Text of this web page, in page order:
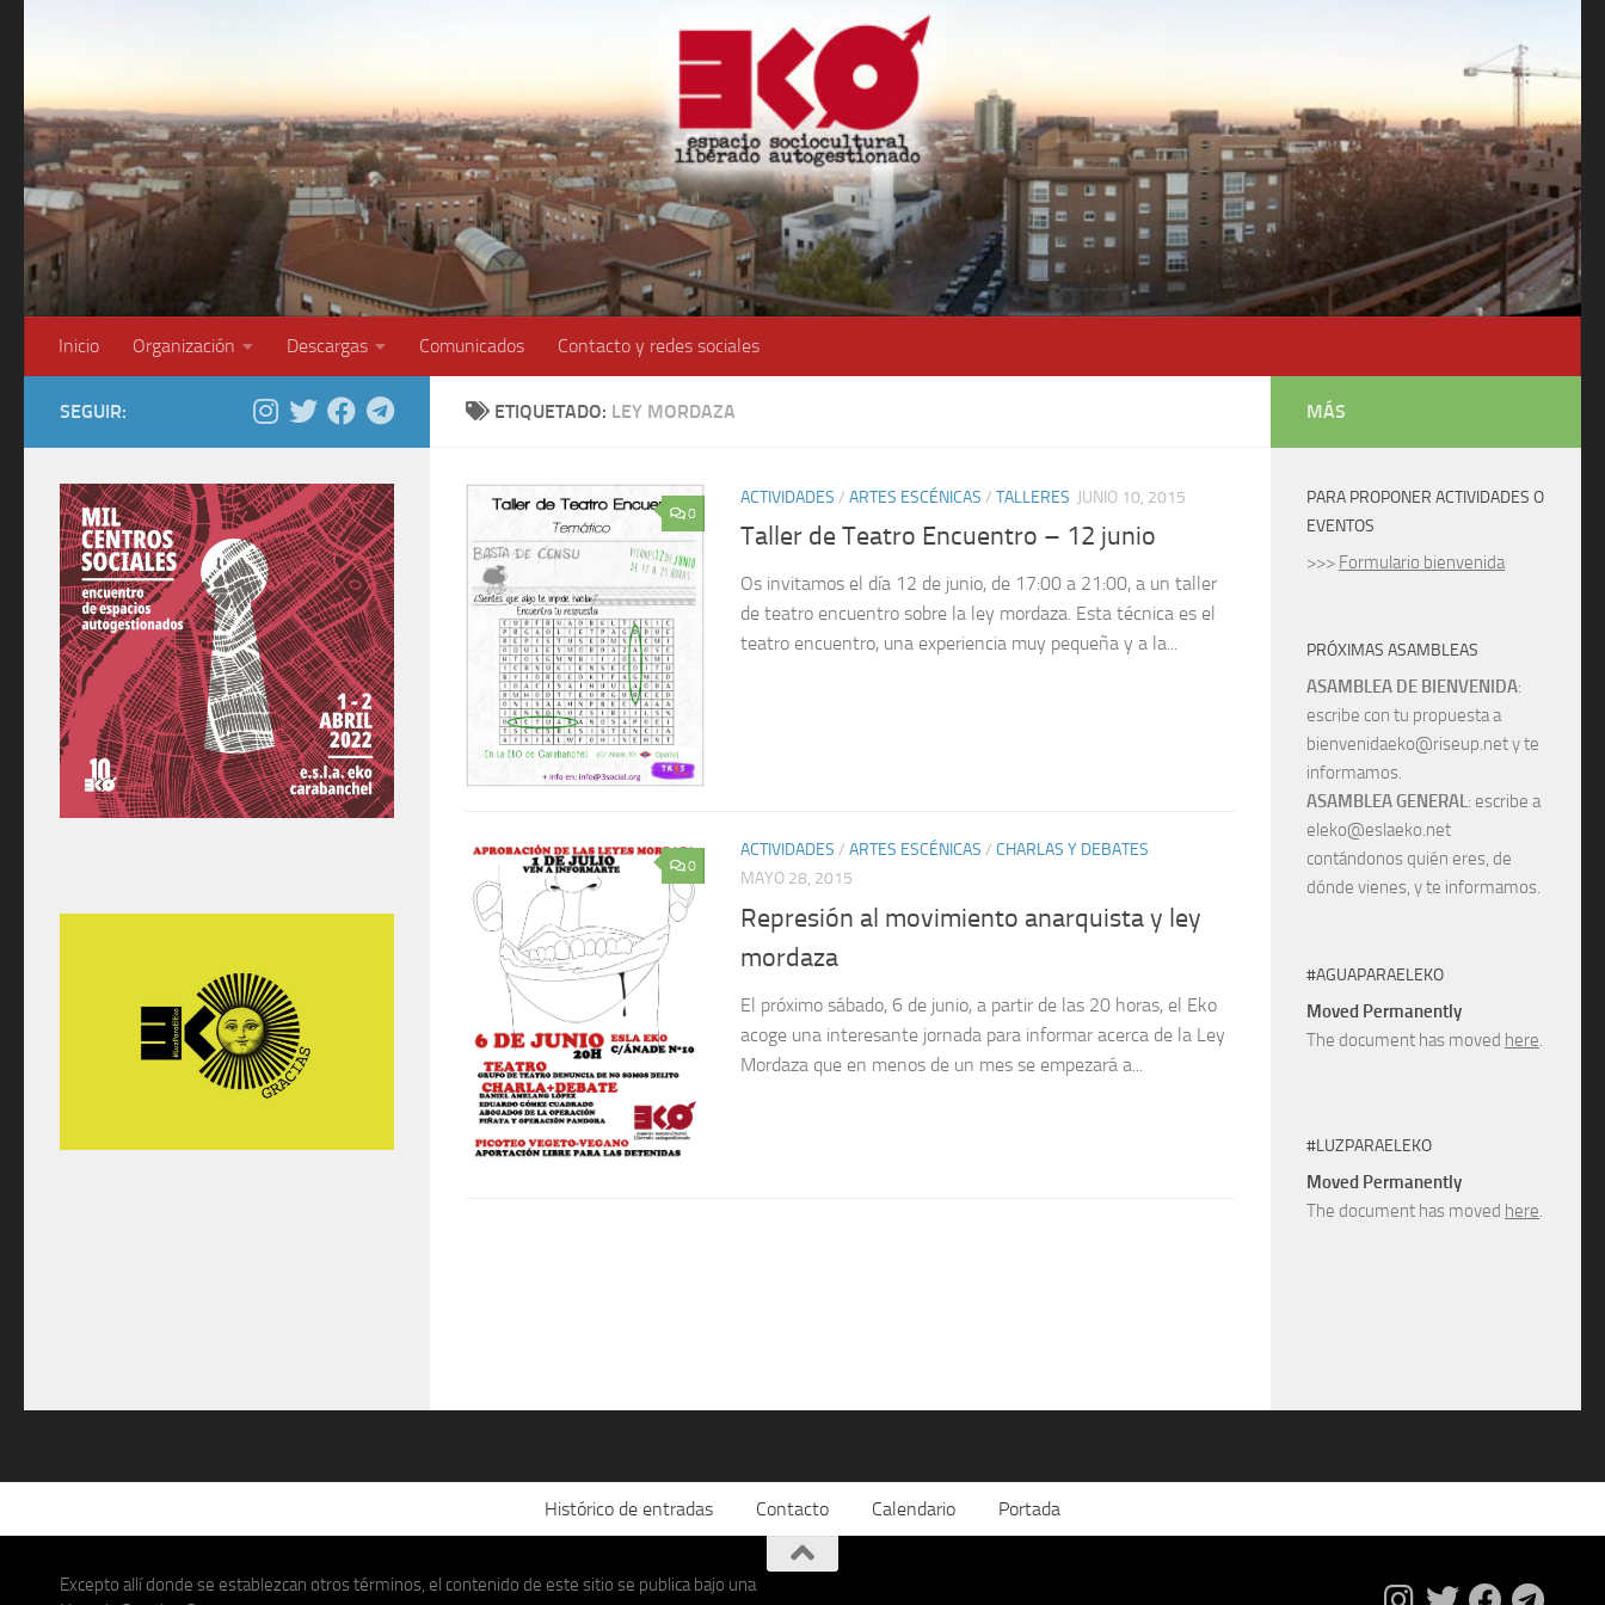
Inicio Organización Descargas Comunicados Contacto y redes sociales
ETIQUETADO: LEY MORDAZA
0
ACTIVIDADES / ARTES ESCÉNICAS / TALLERES JUNIO 10, 2015
Taller de Teatro Encuentro – 12 junio
Os invitamos el día 12 de junio, de 17:00 a 21:00, a un taller
de teatro encuentro sobre la ley mordaza. Esta técnica es el
teatro encuentro, una experiencia muy pequeña y a la...
0
ACTIVIDADES / ARTES ESCÉNICAS / CHARLAS Y DEBATES
MAYO 28, 2015
Represión al movimiento anarquista y ley
mordaza
El próximo sábado, 6 de junio, a partir de las 20 horas, el Eko
acoge una interesante jornada para informar acerca de la Ley
Mordaza que en menos de un mes se empezará a...
SEGUIR: MÁS
PARA PROPONER ACTIVIDADES O
EVENTOS
>>> Formulario bienvenida
PRÓXIMAS ASAMBLEAS
ASAMBLEA DE BIENVENIDA:
escribe con tu propuesta a
bienvenidaeko@riseup.net y te
informamos.
ASAMBLEA GENERAL: escribe a
eleko@eslaeko.net
contándonos quién eres, de
dónde vienes, y te informamos.
#AGUAPARAELEKO
Moved Permanently
The document has moved here.
#LUZPARAELEKO
Moved Permanently
The document has moved here.
Histórico de entradas Contacto Calendario Portada
Excepto allí donde se establezcan otros términos, el contenido de este sitio se publica bajo una